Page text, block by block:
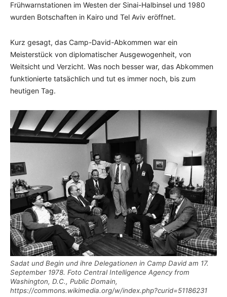
Frühwarnstationen im Westen der Sinai-Halbinsel und 1980
wurden Botschaften in Kairo und Tel Aviv eröffnet.
Kurz gesagt, das Camp-David-Abkommen war ein
Meisterstück von diplomatischer Ausgewogenheit, von
Weitsicht und Verzicht. Was noch besser war, das Abkommen
funktionierte tatsächlich und tut es immer noch, bis zum
heutigen Tag.
Sadat und Begin und ihre Delegationen in Camp David am 17.
September 1978. Foto Central Intelligence Agency from
Washington, D.C., Public Domain,
https://commons.wikimedia.org/w/index.php?curid=51186231